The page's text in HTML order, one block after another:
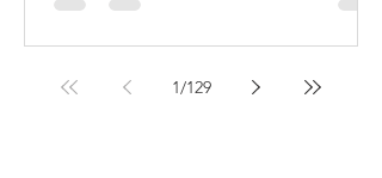
1/129